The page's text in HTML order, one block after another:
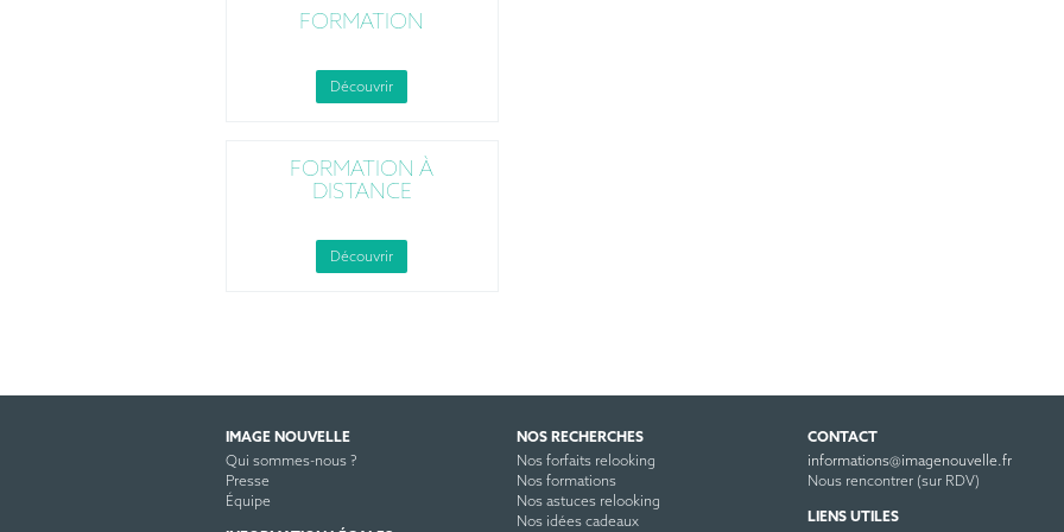
FORMATION
Découvrir
FORMATION À
DISTANCE
Découvrir
IMAGE NOUVELLE
Qui sommes-nous ?
Presse
Équipe
NOS RECHERCHES
Nos forfaits relooking
Nos formations
Nos astuces relooking
Nos idées cadeaux
CONTACT
informations@imagenouvelle.fr
Nous rencontrer (sur RDV)
LIENS UTILES